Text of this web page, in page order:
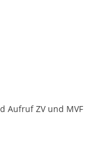
Aufruf ZV und MVF